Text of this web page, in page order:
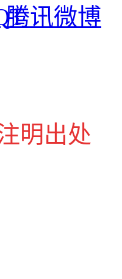
腾讯微博
明出处